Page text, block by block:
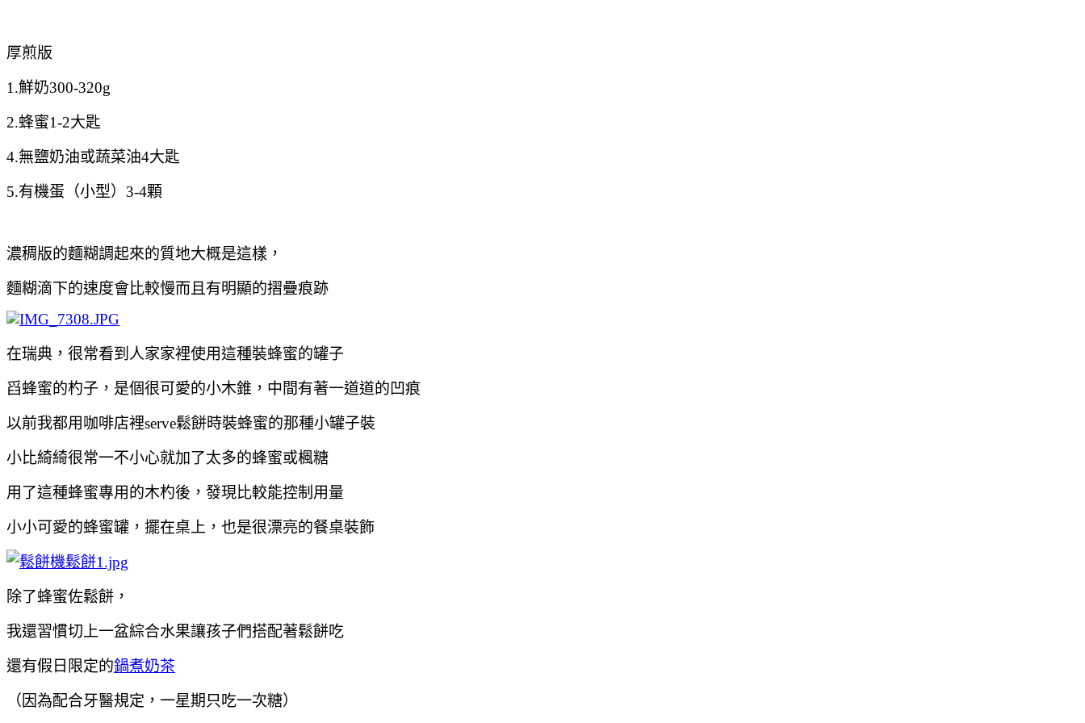
厚煎版
1.鮮奶300-320g
2.蜂蜜1-2大匙
4.無鹽奶油或蔬菜油4大匙
5.有機蛋（小型）3-4顆
濃稠版的麵糊調起來的質地大概是這樣，
麵糊滴下的速度會比較慢而且有明顯的摺疊痕跡
在瑞典，很常看到人家家裡使用這種裝蜂蜜的罐子
舀蜂蜜的杓子，是個很可愛的小木錐，中間有著一道道的凹痕
以前我都用咖啡店裡serve鬆餅時裝蜂蜜的那種小罐子裝
小比綺綺很常一不小心就加了太多的蜂蜜或楓糖
用了這種蜂蜜專用的木杓後， 發現比較能控制用量
小小可愛的蜂蜜罐，擺在桌上，也是很漂亮的餐桌裝飾
除了蜂蜜佐鬆餅，
我還習慣切上一盆綜合水果讓孩子們搭配著鬆餅吃
還有假日限定的鍋煮奶茶
（因為配合牙醫規定，一星期只吃一次糖）